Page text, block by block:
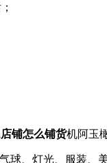
铺怎么铺货机阿玉
、灯光、服装、